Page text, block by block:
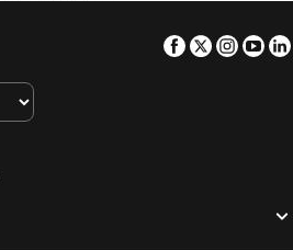
Facebook
Twitter